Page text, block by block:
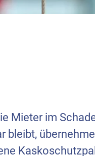
Mieter im
bleibt,